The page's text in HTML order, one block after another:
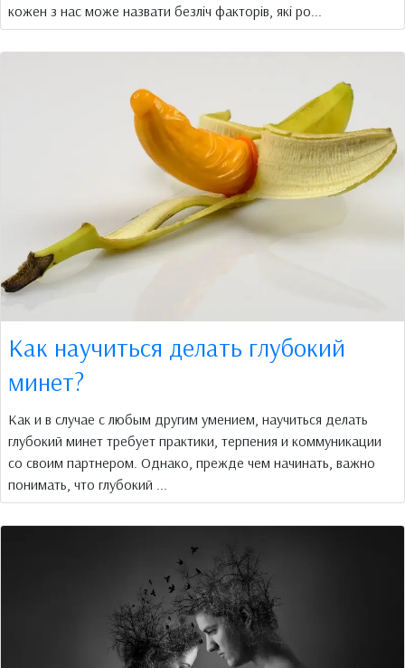
кожен з нас може назвати безліч факторів, які ро...
Как научиться делать глубокий
минет?
Как и в случае с любым другим умением, научиться делать
глубокий минет требует практики, терпения и коммуникации
со своим партнером. Однако, прежде чем начинать, важно
понимать, что глубокий ...